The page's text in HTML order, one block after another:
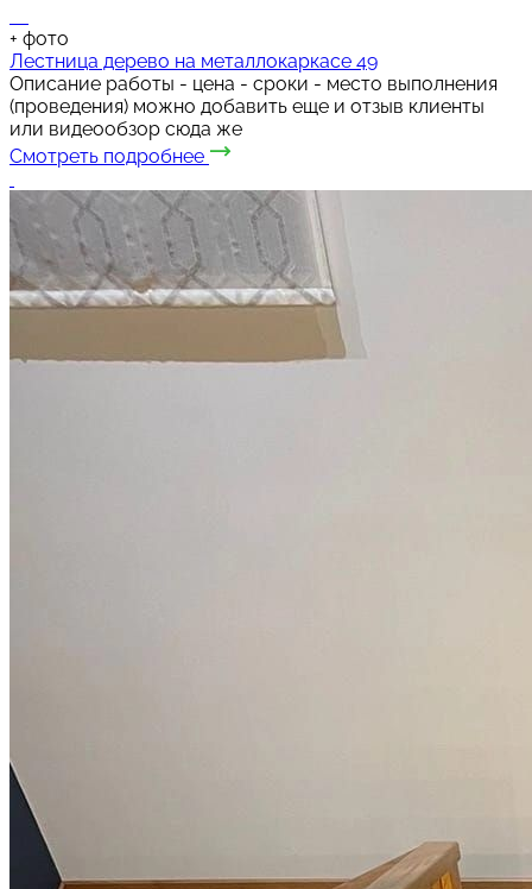
+ фото
Лестница дерево на металлокаркасе 49
Описание работы - цена - сроки - место выполнения
(проведения) можно добавить еще и отзыв клиенты
или видеообзор сюда же
Смотреть подробнее